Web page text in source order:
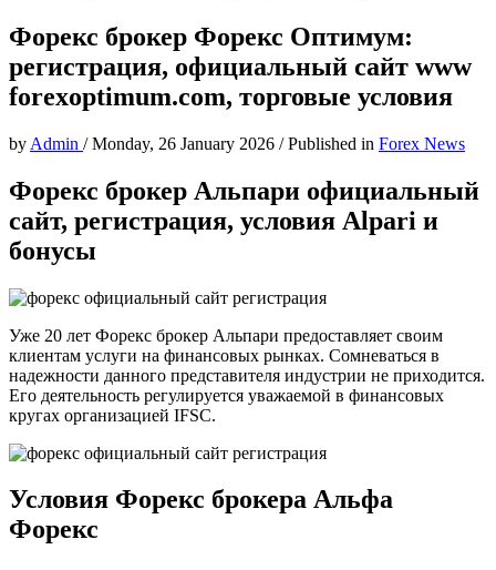
Форекс брокер Форекс Оптимум:
регистрация, официальный сайт www
forexoptimum.com, торговые условия
by Admin /Monday, 26 January 2026 /Published in Forex News
Форекс брокер Альпари официальный
сайт, регистрация, условия Alpari и
бонусы
Уже 20 лет Форекс брокер Альпари предоставляет своим
клиентам услуги на финансовых рынках. Сомневаться в
надежности данного представителя индустрии не приходится.
Его деятельность регулируется уважаемой в финансовых
кругах организацией IFSC.
Условия Форекс брокера Альфа
Форекс